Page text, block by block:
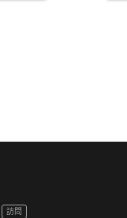
訪問